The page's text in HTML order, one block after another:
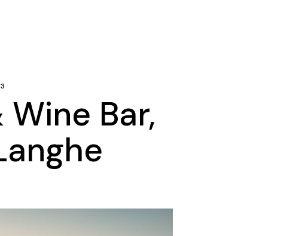
Wine Bar,